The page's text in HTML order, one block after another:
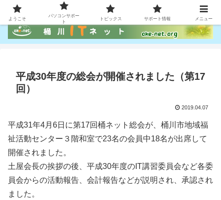
パソコン、スマホ利用のお手伝い
平成30年度の総会が開催されました（第17
回）
2019.04.07
平成31年4月6日に第17回桶ネット総会が、桶川市地域福
祉活動センター３階和室で23名の会員中18名が出席して
開催されました。
土屋会長の挨拶の後、平成30年度のIT講習委員会など各委
員会からの活動報告、会計報告などが説明され、承認され
ました。
ようこそ
パソコンサポー
ト
トピックス サポート情報 メニュー